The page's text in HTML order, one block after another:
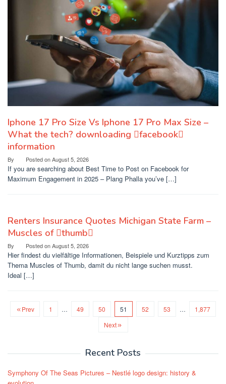
Iphone 17 Pro Size Vs Iphone 17 Pro Max Size –
What the tech? downloading facebook
information
By Posted onAugust 5, 2026
If you are searching about Best Time to Post on Facebook for
Maximum Engagement in 2025 – Plang Phalla you’ve […]
Renters Insurance Quotes Michigan State Farm –
Muscles of thumb
By Posted onAugust 5, 2026
Hier findest du vielfältige Informationen, Beispiele und Kurztipps zum
Thema Muscles of Thumb, damit du nicht lange suchen musst.
Ideal […]
Prev 1 … 49 50 51 52 53 …
1,877
Next
Recent Posts
Symphony Of The Seas Pictures – Nestlé logo design: history &